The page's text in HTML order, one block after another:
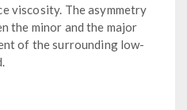
viscosity. The asymmetry
the minor and the major
of the surrounding low-